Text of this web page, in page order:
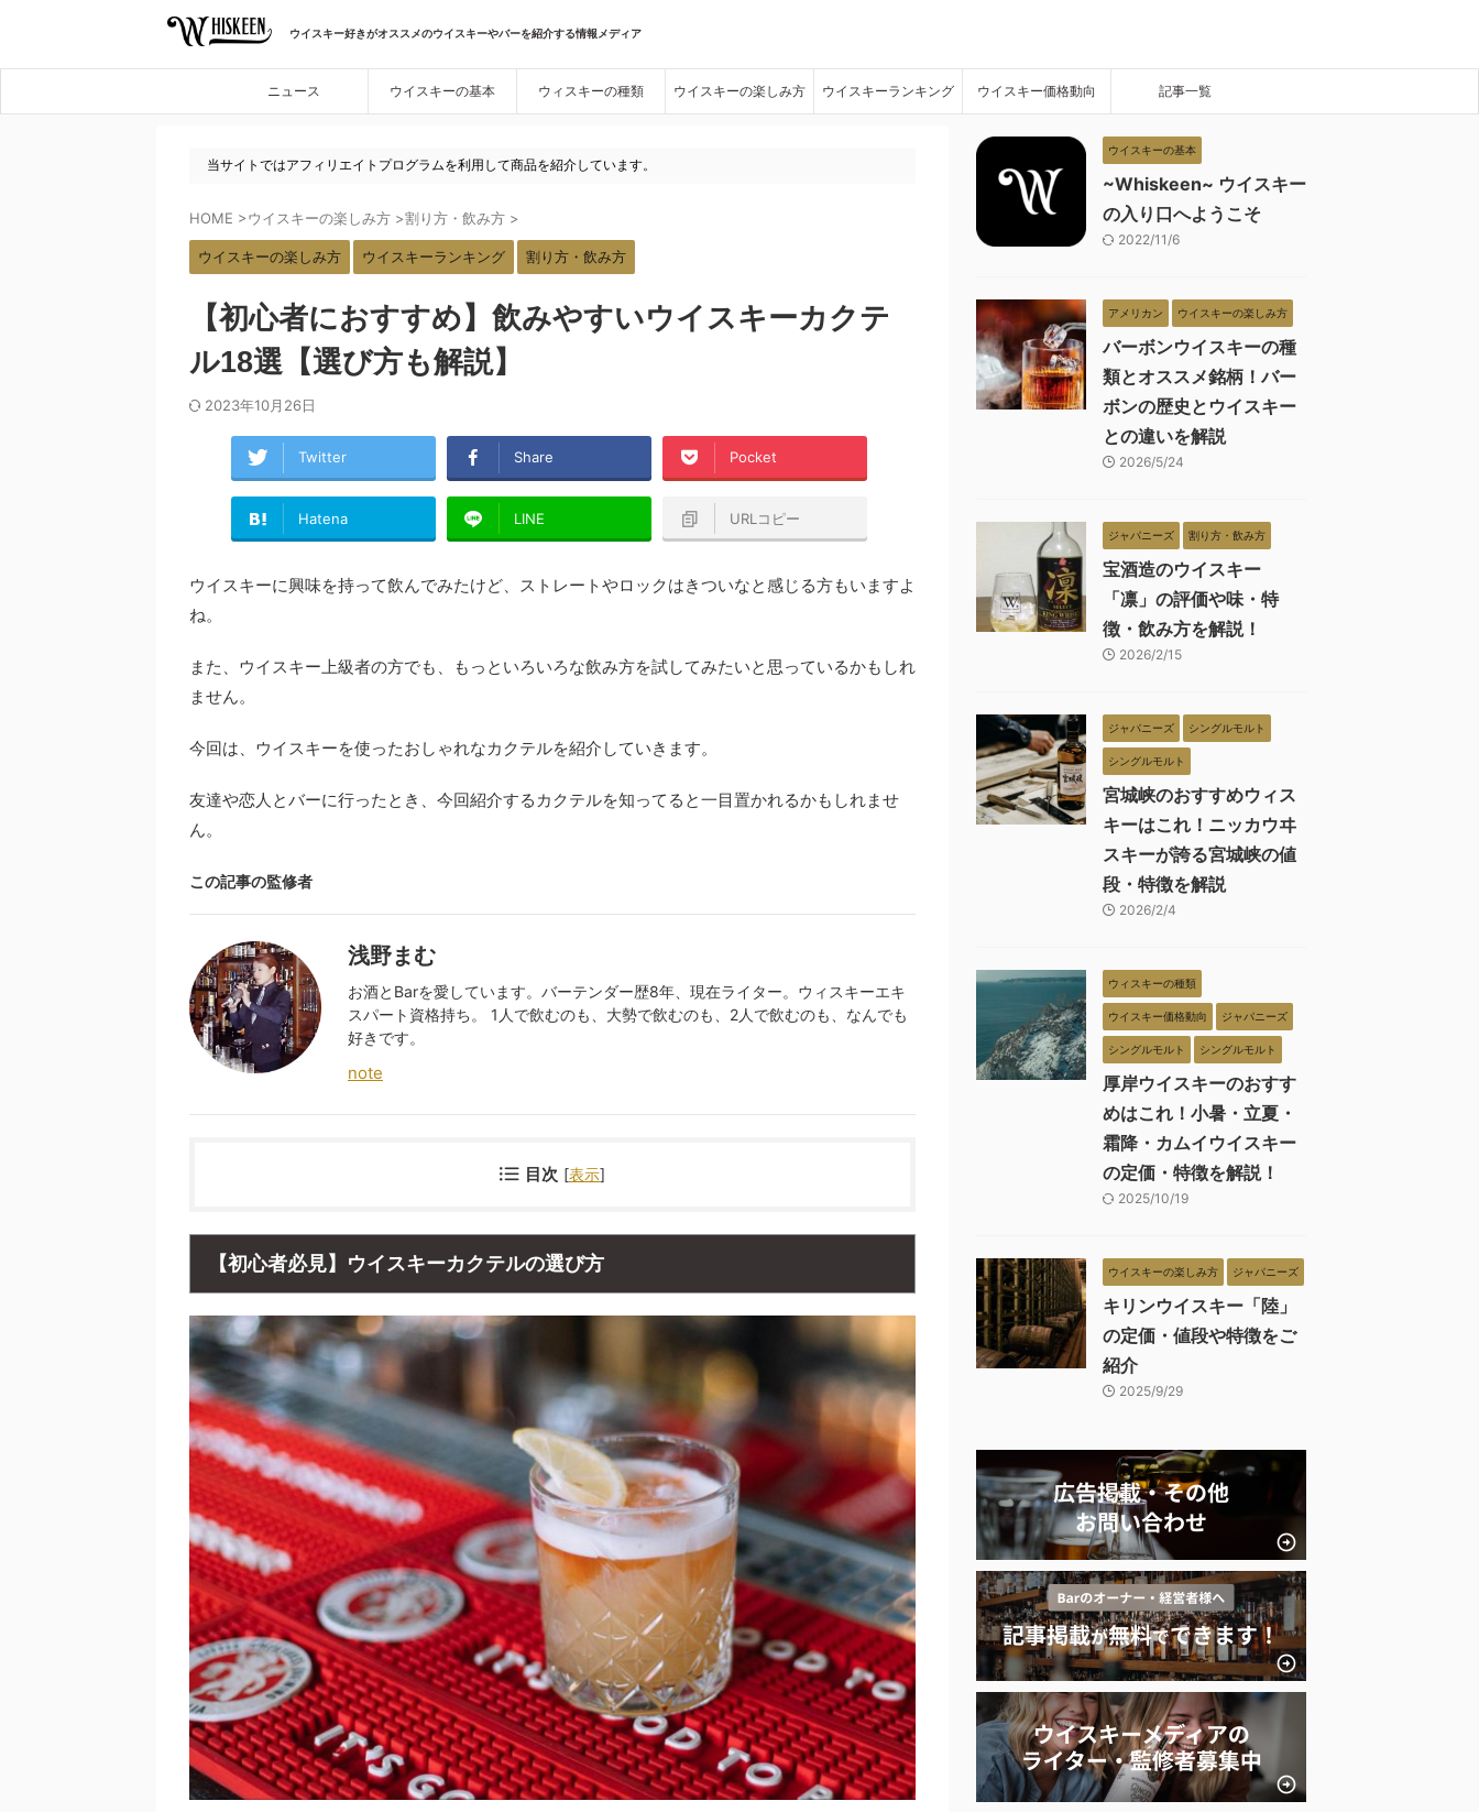
ウイスキー好きがオススメのウイスキーやバーを紹介する情報メディア
ニュース ウイスキーの基本 ウィスキーの種類 ウイスキーの楽しみ方 ウイスキーランキング ウイスキー価格動向 記事一覧
当サイトではアフィリエイトプログラムを利用して商品を紹介しています。
HOME >ウイスキーの楽しみ方 >割り方・飲み方 >
ウイスキーの楽しみ方 ウイスキーランキング 割り方・飲み方
【初心者におすすめ】飲みやすいウイスキーカクテ
ル18選【選び方も解説】
2023年10月26日
Twitter Share Pocket
Hatena LINE URLコピー
ウイスキーに興味を持って飲んでみたけど、ストレートやロックはきついなと感じる方もいますよ
ね。
また、ウイスキー上級者の方でも、もっといろいろな飲み方を試してみたいと思っているかもしれ
ません。
今回は、ウイスキーを使ったおしゃれなカクテルを紹介していきます。
友達や恋人とバーに行ったとき、今回紹介するカクテルを知ってると一目置かれるかもしれませ
ん。
この記事の監修者
浅野まむ
お酒とBarを愛しています。バーテンダー歴8年、現在ライター。ウィスキーエキ
スパート資格持ち。 1人で飲むのも、大勢で飲むのも、2人で飲むのも、なんでも
好きです。
note
目次 [表示]
【初心者必見】ウイスキーカクテルの選び方
ウイスキーの基本
~Whiskeen~ ウイスキー
の入り口へようこそ
2022/11/6
アメリカン ウイスキーの楽しみ方
バーボンウイスキーの種
類とオススメ銘柄！バー
ボンの歴史とウイスキー
との違いを解説
2026/5/24
ジャパニーズ 割り方・飲み方
宝酒造のウイスキー
「凛」の評価や味・特
徴・飲み方を解説！
2026/2/15
ジャパニーズ シングルモルト
シングルモルト
宮城峡のおすすめウィス
キーはこれ！ニッカウヰ
スキーが誇る宮城峡の値
段・特徴を解説
2026/2/4
ウィスキーの種類
ウイスキー価格動向 ジャパニーズ
シングルモルト シングルモルト
厚岸ウイスキーのおすす
めはこれ！小暑・立夏・
霜降・カムイウイスキー
の定価・特徴を解説！
2025/10/19
ウイスキーの楽しみ方 ジャパニーズ
キリンウイスキー「陸」
の定価・値段や特徴をご
紹介
2025/9/29